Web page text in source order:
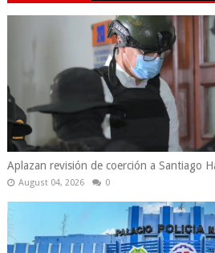
Aplazan revisión de coerción a Santiago
August 04, 2026 0